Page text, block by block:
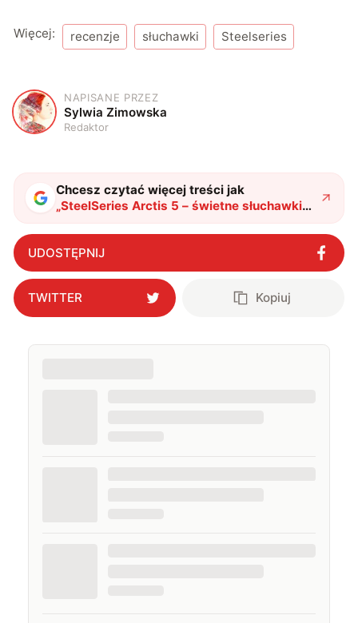
Więcej: recenzje słuchawki Steelseries
S
NAPISANE PRZEZ
Sylwia Zimowska
Redaktor
Chcesz czytać więcej treści jak
„SteelSeries Arctis 5 – świetne słuchawki
za rozsądną cenę"?
UDOSTĘPNIJ
TWITTER Kopiuj